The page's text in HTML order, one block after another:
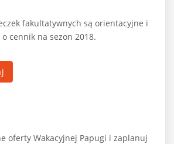
fakultatywnych są orientacyjne i
cennik na sezon 2018.
oferty Wakacyjnej Papugi i zaplanuj